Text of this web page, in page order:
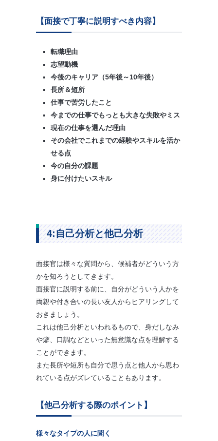
【面接で丁寧に説明すべき内容】
転職理由
志望動機
今後のキャリア（5年後～10年後）
長所＆短所
仕事で苦労したこと
今までの仕事でもっとも大きな失敗やミス
現在の仕事を選んだ理由
その会社でこれまでの経験やスキルを活か
せる点
今の自分の課題
身に付けたいスキル
4:自己分析と他己分析
面接官は様々な質問から、候補者がどういう方
かを知ろうとしてきます。
面接官に説明する前に、自分がどういう人かを
両親や付き合いの長い友人からヒアリングして
おきましょう。
これは他己分析といわれるもので、身だしなみ
や癖、口調などといった無意識な点を理解する
ことができます。
また長所や短所も自分で思う点と他人から思わ
れている点がズレていることもあります。
【他己分析する際のポイント】
様々なタイプの人に聞く